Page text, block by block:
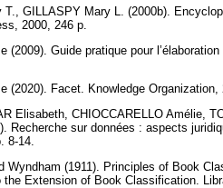
T., GILLASPY Mary L. (2000b).
2000, 246 p.
(2009). Guide pratique pour
(2020). Facet. Knowledge
Elisabeth, CHIOCCARELLO Amélie,
Recherche sur données : aspects
8-14.
Wyndham (1911). Principles of Book
the Extension of Book Classification.